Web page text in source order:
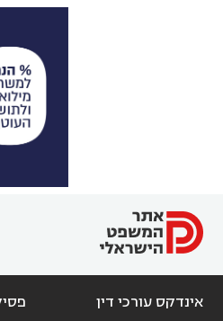
אינדקס עורכי דין